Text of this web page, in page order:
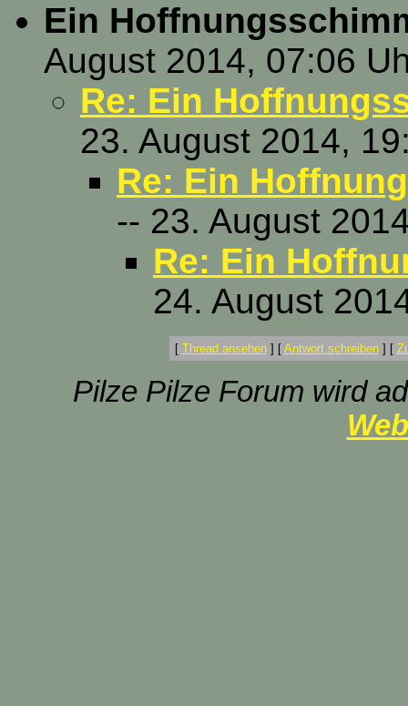
Ein
August 2014, 07:06
Re: Ein
23. August 2014,
Re: Ein
-- 23. August
Re: Ein
24. August
[ Thread ansehen] [ Antwort schreiben] [
Pilze Pilze Forum wird